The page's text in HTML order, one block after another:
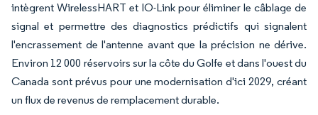
intègrent WirelessHART et IO-Link pour éliminer le câblage de
signal et permettre des diagnostics prédictifs qui signalent
l'encrassement de l'antenne avant que la précision ne dérive.
Environ 12 000 réservoirs sur la côte du Golfe et dans l'ouest du
Canada sont prévus pour une modernisation d'ici 2029, créant
un flux de revenus de remplacement durable.